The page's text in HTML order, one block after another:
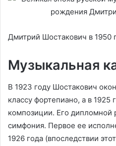
Дмитрий Шостакович в 1950
Музыкальная
В 1923 году Шостакович
классу фортепиано, а в 1925
композиции. Его дипломной
симфония. Первое ее
1926 года (впоследствии